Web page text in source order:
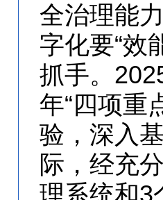
全治理能
字化要“效
抓手。
年“四项重
验，深入
际，经充
理系统和3